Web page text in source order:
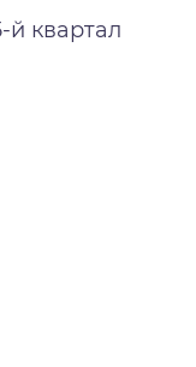
й квартал